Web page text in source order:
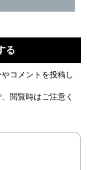
る
コメントを投稿し
閲覧時はご注意く